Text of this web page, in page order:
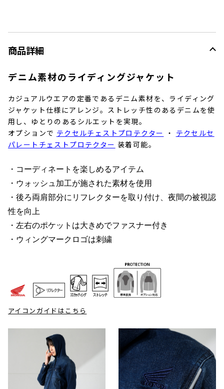
商品詳細
デニム素材のライディングジャケット
カジュアルウエアの定番であるデニム素材を、ライディング
ジャケット仕様にアレンジ。ストレッチ性のあるデニムを使
用し、ゆとりのあるシルエットを実現。
オプションで テクセルチェストプロテクター ・ テクセルセ
パレートチェストプロテクター 装着可能。
・コーディネートを楽しめるアイテム
・ウォッシュ加工が施された素材を使用
・後ろ両肩部分にリフレクターを取り付け、夜間の被視認
性を向上
・左右のポケットは大きめでファスナー付き
・ウィングマークロゴは刺繍
アイコンガイドはこちら